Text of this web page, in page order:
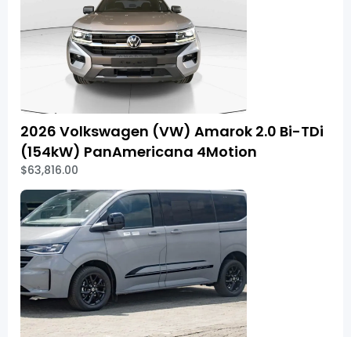
2026 Volkswagen (VW) Amarok 2.0 Bi-TDi
(154kW) PanAmericana 4Motion
$63,816.00